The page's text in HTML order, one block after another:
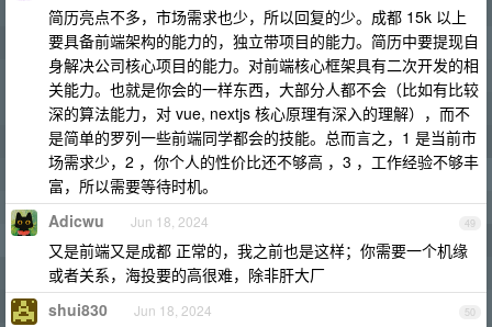
简历亮点不多，市场需求也少，所以回复的少。成都 15k 以上
要具备前端架构的能力的，独立带项目的能力。简历中要提现自
身解决公司核心项目的能力。对前端核心框架具有二次开发的相
关能力。也就是你会的一样东西，大部分人都不会（比如有比较
深的算法能力，对 vue, nextjs 核心原理有深入的理解），而不
是简单的罗列一些前端同学都会的技能。总而言之，1 是当前市
场需求少，2 ，你个人的性价比还不够高 ，3 ，工作经验不够丰
富，所以需要等待时机。
49
Adicwu Jun 18, 2024
又是前端又是成都 正常的，我之前也是这样；你需要一个机缘
或者关系，海投要的高很难，除非肝大厂
50
shui830 Jun 18, 2024